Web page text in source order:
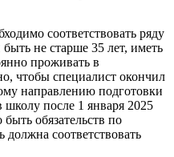
соответствовать ряду
не старше 35 лет, иметь
проживать в
чтобы специалист окончил
направлению подготовки
школу после 1 января 2025
обязательств по
соответствовать